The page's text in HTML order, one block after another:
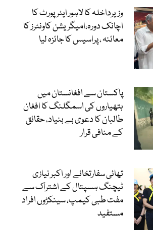
وزیرداخلہ کا لاہور ایئرپورٹ کا
اچانک دورہ،امیگریشن کاونٹرز کا
معائنہ ، پراسیس کا جائزہ لیا
پاکستان سے افغانستان میں
ہتھیاروں کی اسمگلنگ کا افغان
طالبان کا دعوی بے بنیاد، حقائق
کے منافی قرار
تھائی سفارتخانے اور اکبر نیازی
ٹیچنگ ہسپتال کے اشتراک سے
مفت طبی کیمپ، سینکڑوں افراد
مستفید